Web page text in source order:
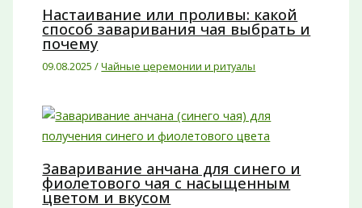
Настаивание или проливы: какой
способ заваривания чая выбрать и
почему
09.08.2025/Чайные церемонии и ритуалы
Заваривание анчана для синего и
фиолетового чая с насыщенным
цветом и вкусом